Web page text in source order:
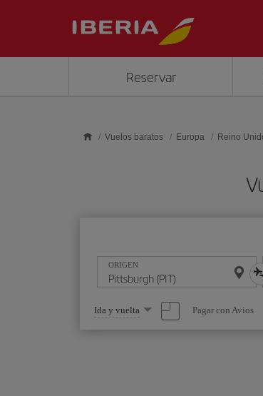
Reservar
Vuelos baratos Europa Reino
ORIGEN
Seleccione
una
opción
Ida y vuelta Pagar con Avios